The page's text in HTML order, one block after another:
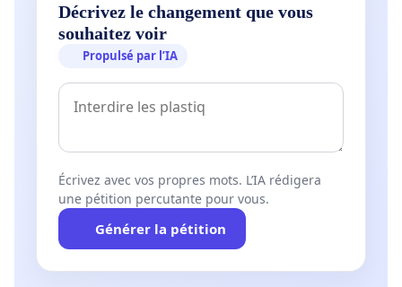
Décrivez le changement que vous
souhaitez voir
Propulsé par l’IA
Écrivez avec vos propres mots. L’IA rédigera
une pétition percutante pour vous.
Générer la pétition